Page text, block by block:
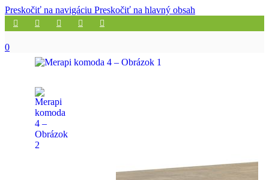
Preskočiť na navigáciu Preskočiť na hlavný obsah
0